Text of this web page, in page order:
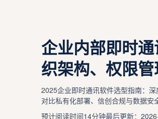
企业内部即时
织架构、权限
2025企业即时通讯软件选型指南：
对比私有化部署、信创合规与数据安
预计阅读时间14分钟最后更新：